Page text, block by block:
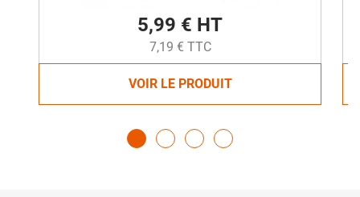
5,99 € HT
7,19 € TTC
VOIR LE PRODUIT